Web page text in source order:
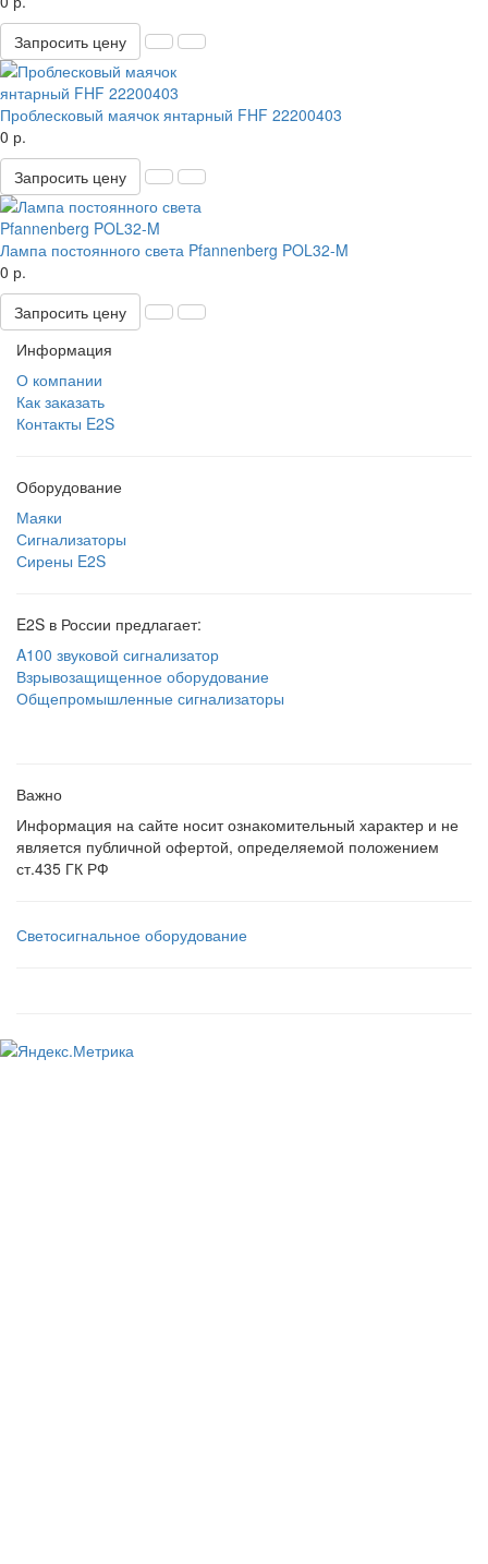
Запросить цену
Проблесковый маячок янтарный FHF 22200403
0 р.
Запросить цену
Лампа постоянного света Pfannenberg POL32-M
0 р.
Запросить цену
Информация
О компании
Как заказать
Контакты E2S
Оборудование
Маяки
Сигнализаторы
Сирены E2S
E2S в России предлагает:
A100 звуковой сигнализатор
Взрывозащищенное оборудование
Общепромышленные сигнализаторы
Важно
Информация на сайте носит ознакомительный характер и не
является публичной офертой, определяемой положением
ст.435 ГК РФ
Светосигнальное оборудование